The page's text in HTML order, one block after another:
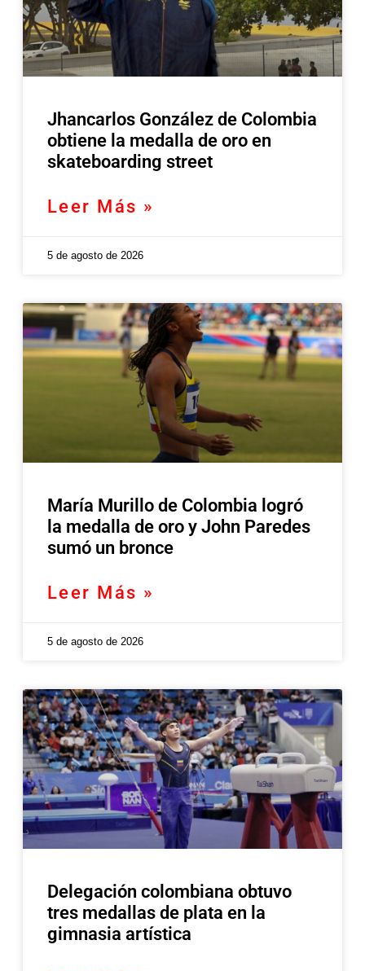
Jhancarlos González de Colombia
obtiene la medalla de oro en
skateboarding street
Leer Más »
5 de agosto de 2026
María Murillo de Colombia logró
la medalla de oro y John Paredes
sumó un bronce
Leer Más »
5 de agosto de 2026
Delegación colombiana obtuvo
tres medallas de plata en la
gimnasia artística